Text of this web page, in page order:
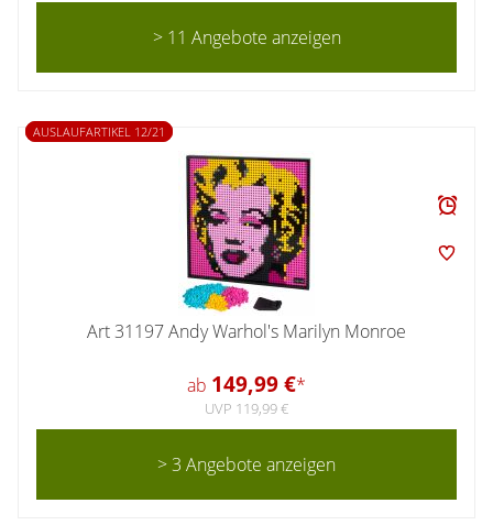
> 11 Angebote anzeigen
AUSLAUFARTIKEL 12/21
Art 31197 Andy Warhol's Marilyn Monroe
ab 149,99 €*
UVP 119,99 €
> 3 Angebote anzeigen